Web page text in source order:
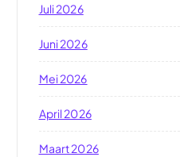
Juli 2026
Juni 2026
Mei 2026
April 2026
Maart 2026